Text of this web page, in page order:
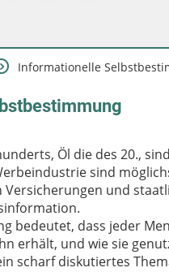
Informationelle
Öl die des 20.,
sind
und
bedeutet, dass jeder
erhält, und wie sie
scharf diskutiertes